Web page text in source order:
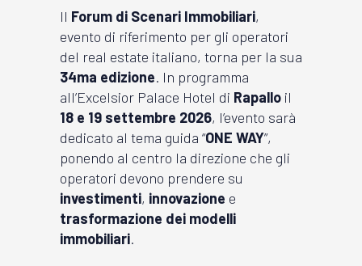
Il Forum di Scenari Immobiliari,
evento di riferimento per gli operatori
del real estate italiano, torna per la sua
34ma edizione. In programma
all’Excelsior Palace Hotel di Rapallo il
18 e 19 settembre 2026, l’evento sarà
dedicato al tema guida “ONE WAY”,
ponendo al centro la direzione che gli
operatori devono prendere su
investimenti, innovazione e
trasformazione dei modelli
immobiliari.